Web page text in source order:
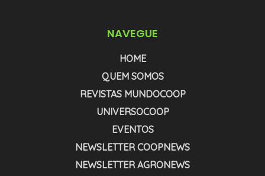
NAVEGUE
HOME
QUEM SOMOS
REVISTAS MUNDOCOOP
UNIVERSOCOOP
EVENTOS
NEWSLETTER COOPNEWS
NEWSLETTER AGRONEWS